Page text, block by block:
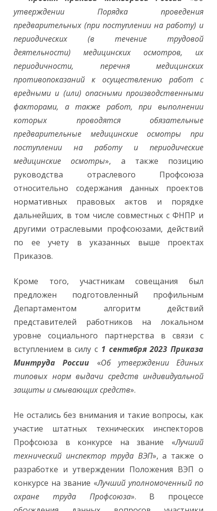
утверждении Порядка проведения
предварительных (при поступлении на работу) и
периодических (в течение трудовой
деятельности) медицинских осмотров, их
периодичности, перечня медицинских
противопоказаний к осуществлению работ с
вредными и (или) опасными производственными
факторами, а также работ, при выполнении
которых проводятся обязательные
предварительные медицинские осмотры при
поступлении на работу и периодические
медицинские осмотры», а также позицию
руководства отраслевого Профсоюза
относительно содержания данных проектов
нормативных правовых актов и порядке
дальнейших, в том числе совместных с ФНПР и
другими отраслевыми профсоюзами, действий
по ее учету в указанных выше проектах
Приказов.
Кроме того, участникам совещания был
предложен подготовленный профильным
Департаментом алгоритм действий
представителей работников на локальном
уровне социального партнерства в связи с
вступлением в силу с 1 сентября 2023 Приказа
Минтруда России «Об утверждении Единых
типовых норм выдачи средств индивидуальной
защиты и смывающих средств».
Не остались без внимания и такие вопросы, как
участие штатных технических инспекторов
Профсоюза в конкурсе на звание «Лучший
технический инспектор труда ВЭП», а также о
разработке и утверждении Положения ВЭП о
конкурсе на звание «Лучший уполномоченный по
охране труда Профсоюза». В процессе